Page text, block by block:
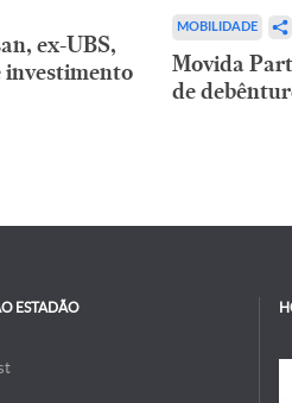
ex-UBS,
investimento
MOBILIDADE
Movida
de
ESTADÃO